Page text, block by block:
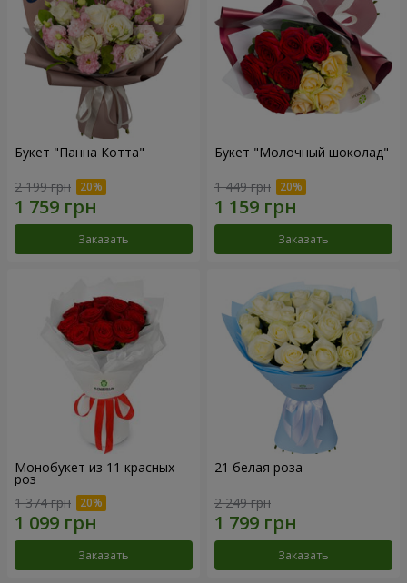
Букет "Панна Котта"
2 199 грн
Заказать
Букет "Молочный шоколад"
1 449 грн
Заказать
Монобукет из 11 красных
роз
1 374 грн
Заказать
21 белая роза
2 249 грн
Заказать